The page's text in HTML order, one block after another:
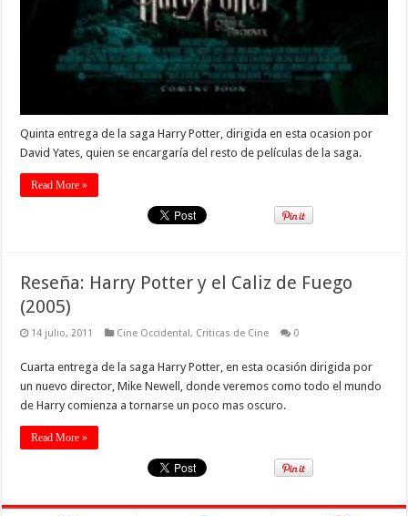
Quinta entrega de la saga Harry Potter, dirigida en esta ocasion por
David Yates, quien se encargaría del resto de películas de la saga.
Read More »
Reseña: Harry Potter y el Caliz de Fuego
(2005)
14 julio, 2011 Cine Occidental, Criticas de Cine 0
Cuarta entrega de la saga Harry Potter, en esta ocasión dirigida por
un nuevo director, Mike Newell, donde veremos como todo el mundo
de Harry comienza a tornarse un poco mas oscuro.
Read More »